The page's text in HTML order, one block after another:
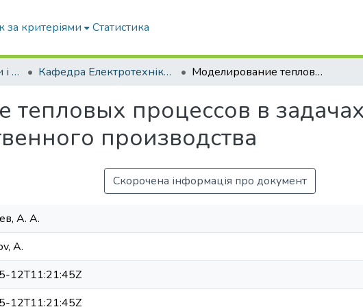
за критеріями Статистика
Факультет Енергетики і комп'ютерних технологій Кафедра Електротехніки і електромеханіки ім. проф. В.В. Овчарова Моделирование тепловых процессов в задачах сельскохозяйственного производства
процессов в задачах
производства
Скорочена інформація про документ
А. А.
А.
12T11:21:45Z
12T11:21:45Z